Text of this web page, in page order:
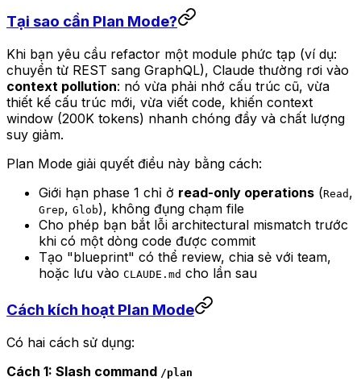
Tại sao cần Plan Mode?
Khi bạn yêu cầu refactor một module phức tạp (ví dụ:
chuyển từ REST sang GraphQL), Claude thường rơi vào
context pollution: nó vừa phải nhớ cấu trúc cũ, vừa
thiết kế cấu trúc mới, vừa viết code, khiến context
window (200K tokens) nhanh chóng đầy và chất lượng
suy giảm.
Plan Mode giải quyết điều này bằng cách:
Giới hạn phase 1 chỉ ở read-only operations (Read ,
Grep, Glob), không đụng chạm file
Cho phép bạn bắt lỗi architectural mismatch trước
khi có một dòng code được commit
Tạo "blueprint" có thể review, chia sẻ với team,
hoặc lưu vào CLAUDE.md cho lần sau
Cách kích hoạt Plan Mode
Có hai cách sử dụng:
Cách 1: Slash command /plan